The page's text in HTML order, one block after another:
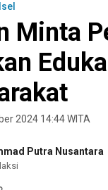
Minta
2024 14:44 WITA
Putra Nusantara